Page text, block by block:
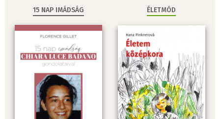
15 NAP IMÁDSÁG ÉLETMÓD